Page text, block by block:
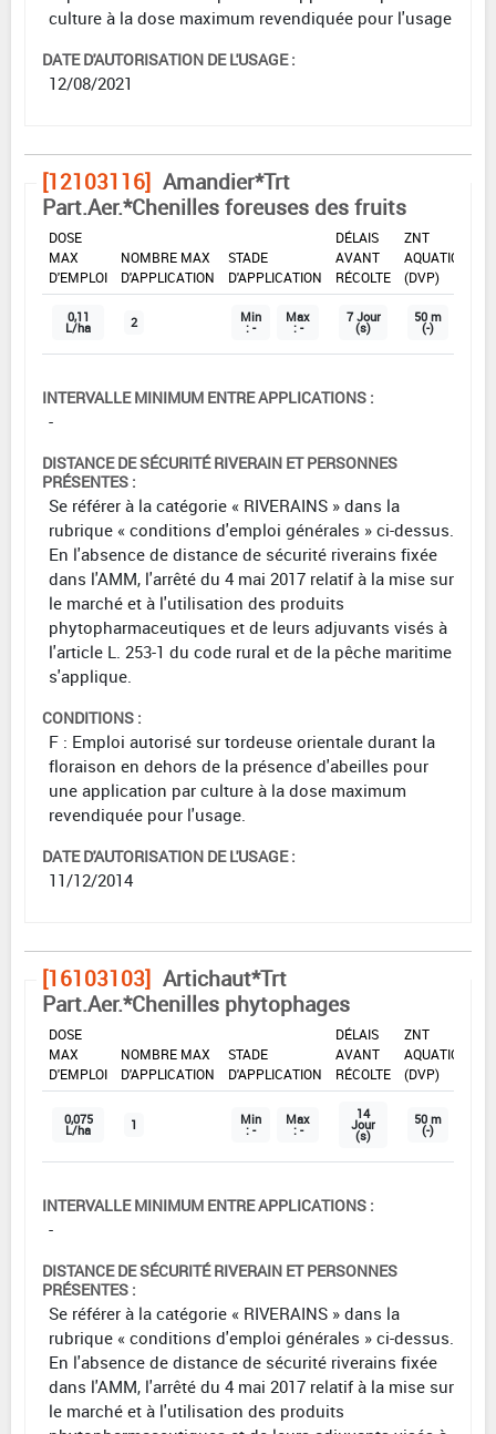
culture à la dose maximum revendiquée pour l'usage
DATE D'AUTORISATION DE L'USAGE :
12/08/2021
[12103116] Amandier*Trt
Part.Aer.*Chenilles foreuses des fruits
DOSE
MAX
D'EMPLOI
NOMBRE MAX
D'APPLICATION
STADE
D'APPLICATION
DÉLAIS
AVANT
RÉCOLTE
ZNT
AQUATIQUE
(DVP)
0,11
L/ha 2 Min
: -
Max
: -
7 Jour
(s)
50 m
(-)
INTERVALLE MINIMUM ENTRE APPLICATIONS :
-
DISTANCE DE SÉCURITÉ RIVERAIN ET PERSONNES
PRÉSENTES :
Se référer à la catégorie « RIVERAINS » dans la
rubrique « conditions d'emploi générales » ci-dessus.
En l'absence de distance de sécurité riverains fixée
dans l'AMM, l'arrêté du 4 mai 2017 relatif à la mise sur
le marché et à l'utilisation des produits
phytopharmaceutiques et de leurs adjuvants visés à
l'article L. 253-1 du code rural et de la pêche maritime
s'applique.
CONDITIONS :
F : Emploi autorisé sur tordeuse orientale durant la
floraison en dehors de la présence d'abeilles pour
une application par culture à la dose maximum
revendiquée pour l'usage.
DATE D'AUTORISATION DE L'USAGE :
11/12/2014
[16103103] Artichaut*Trt
Part.Aer.*Chenilles phytophages
DOSE
MAX
D'EMPLOI
NOMBRE MAX
D'APPLICATION
STADE
D'APPLICATION
DÉLAIS
AVANT
RÉCOLTE
ZNT
AQUATIQUE
(DVP)
0,075
L/ha 1 Min
: -
Max
: -
14
Jour
(s)
50 m
(-)
INTERVALLE MINIMUM ENTRE APPLICATIONS :
-
DISTANCE DE SÉCURITÉ RIVERAIN ET PERSONNES
PRÉSENTES :
Se référer à la catégorie « RIVERAINS » dans la
rubrique « conditions d'emploi générales » ci-dessus.
En l'absence de distance de sécurité riverains fixée
dans l'AMM, l'arrêté du 4 mai 2017 relatif à la mise sur
le marché et à l'utilisation des produits